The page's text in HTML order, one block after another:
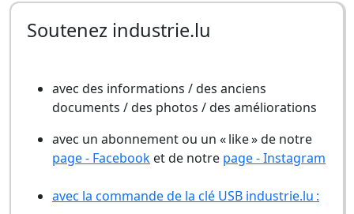
Soutenez industrie.lu
avec des informations / des anciens
documents / des photos / des améliorations
avec un abonnement ou un « like » de notre
page - Facebook et de notre page - Instagram
avec la commande de la clé USB industrie.lu :